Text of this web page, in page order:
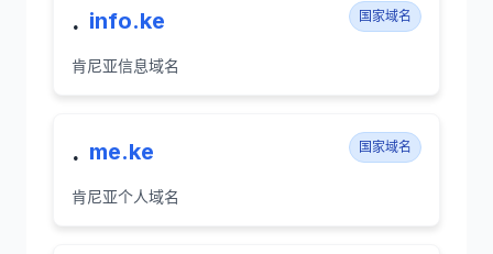
. info.ke 国家域名
肯尼亚信息域名
. me.ke 国家域名
肯尼亚个人域名